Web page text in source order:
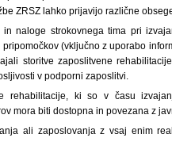
ZRSZ lahko prijavijo različne
naloge strokovnega tima pri
(vključno z uporabo
storitve zaposlitvene
v podporni zaposlitvi.
rehabilitacije, ki so v času
mora biti dostopna in povezana z
ali zaposlovanja z vsaj enim